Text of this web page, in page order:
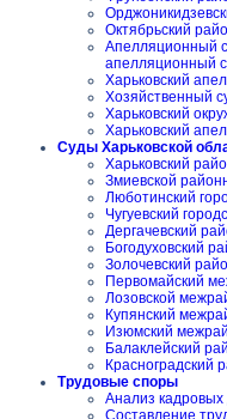
Октябрьский
Апелляционный
апелляционный
Харьковский
Хозяйственный
Харьковский
Харьковский
Суды Харьковской
Харьковский
Змиевской
Люботинский
Чугуевский
Дергачевский
Богодуховский
Золочевский
Первомайский
Лозовской
Купянский
Изюмский
Балаклейский
Красноградский
Трудовые споры
Анализ кадровых